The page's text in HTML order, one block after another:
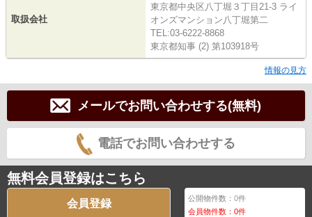
取扱会社
東京都中央区八丁堀３丁目21-3 ライ
オンズマンション八丁堀第二
TEL:03-6222-8868
東京都知事 (2) 第103918号
情報の見方
メールでお問い合わせする(無料)
電話でお問い合わせする
無料会員登録はこちら
会員登録 公開物件数：0件
会員物件数：0件